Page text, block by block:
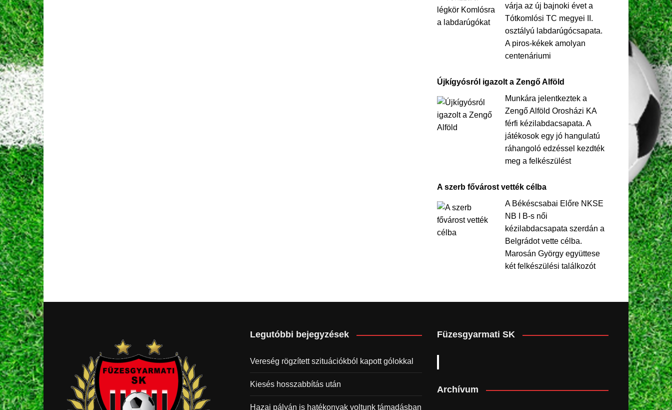
várja az új bajnoki évet a
Tótkomlósi TC megyei II.
osztályú labdarúgócsapata.
A piros-kékek amolyan
centenáriumi
Újkígyósról igazolt a Zengő Alföld
Munkára jelentkeztek a
Zengő Alföld Orosházi KA
férfi kézilabdacsapata. A
játékosok egy jó hangulatú
ráhangoló edzéssel kezdték
meg a felkészülést
A szerb fővárost vették célba
A Békéscsabai Előre NKSE
NB I B-s női
kézilabdacsapata szerdán a
Belgrádot vette célba.
Marosán György együttese
két felkészülési találkozót
Legutóbbi bejegyzések
Vereség rögzített szituációkból kapott gólokkal
Kiesés hosszabbítás után
Hazai pályán is hatékonyak voltunk támadásban
Füzesgyarmati SK
Archívum